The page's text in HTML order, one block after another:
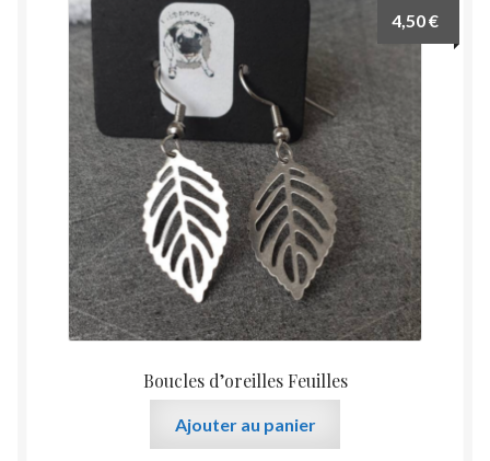
Boucles d’oreilles Feuilles
4,50€
Ajouter au panier